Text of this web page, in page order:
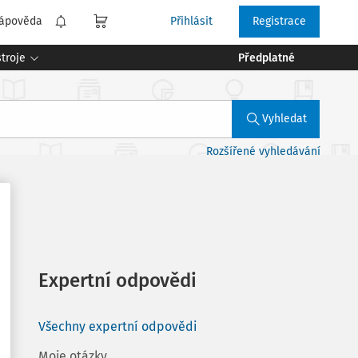
Přihlásit Registrace
Předplatné
Vyhledat
Rozšířené vyhledávání
Expertní odpovědi
Všechny expertní odpovědi